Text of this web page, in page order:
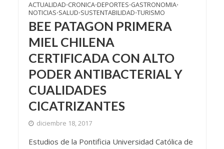
ACTUALIDAD•CRONICA•DEPORTES•GASTRONOMIA•
NOTICIAS•SALUD•SUSTENTABILIDAD•TURISMO
BEE PATAGON PRIMERA
MIEL CHILENA
CERTIFICADA CON ALTO
PODER ANTIBACTERIAL Y
CUALIDADES
CICATRIZANTES
diciembre 18, 2017
Estudios de la Pontificia Universidad Católica de